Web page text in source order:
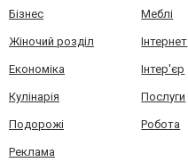
Бізнес Меблі
Жіночий розділ Інтернет
Економіка Інтер'єр
Кулінарія Послуги
Подорожі Робота
Реклама